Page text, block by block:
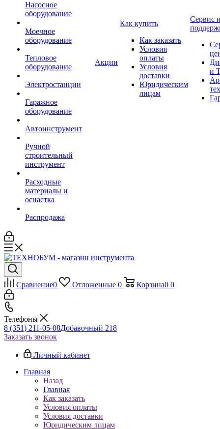
Насосное
оборудование
Моечное
оборудование
Тепловое
оборудование
Электростанции
Гаражное
оборудование
Автоинструмент
Ручной
строительный
инструмент
Расходные
материалы и
оснастка
Распродажа
Акции
Как купить
Как заказать
Условия
оплаты
Условия
доставки
Юридическим
лицам
Сервис
и
Сравнение0 Отложенные 0 Корзина0 0
Телефоны
8 (351) 211-05-08Добавочный 218
Заказать звонок
Личный кабинет
Главная
Назад
Главная
Как заказать
Условия оплаты
Условия доставки
Юридическим лицам